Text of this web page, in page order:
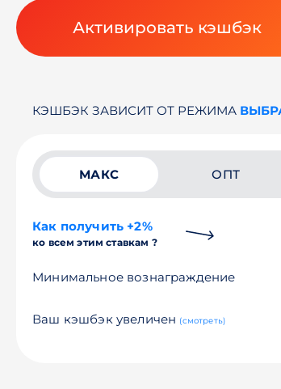
Активировать кэшбэк
КЭШБЭК ЗАВИСИТ ОТ РЕЖИМА
МАКС ОПТ
Как получить +2%
ко всем этим ставкам ?
Минимальное вознаграждение
Ваш кэшбэк увеличен (смотреть)